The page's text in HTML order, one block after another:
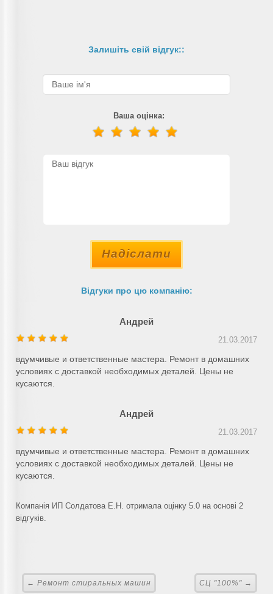
Залишіть свій відгук::
Ваша оцінка:
Надіслати
Відгуки про цю компанію:
Андрей
21.03.2017
вдумчивые и ответственные мастера. Ремонт в домашних
условиях с доставкой необходимых деталей. Цены не
кусаются.
Андрей
21.03.2017
вдумчивые и ответственные мастера. Ремонт в домашних
условиях с доставкой необходимых деталей. Цены не
кусаются.
Компанія ИП Солдатова Е.Н. отримала оцінку 5.0 на основі 2
відгуків.
← Ремонт стиральных машин СЦ "100%" →